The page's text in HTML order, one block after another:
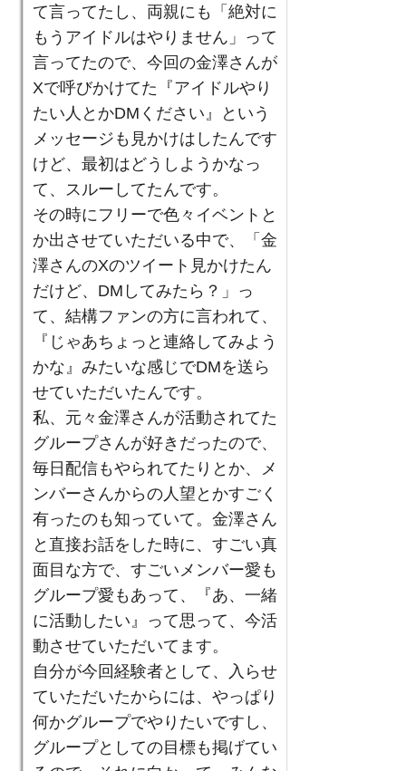
て言ってたし、両親にも「絶対に
もうアイドルはやりません」って
言ってたので、今回の金澤さんが
Xで呼びかけてた『アイドルやり
たい人とかDMください』という
メッセージも見かけはしたんです
けど、最初はどうしようかなっ
て、スルーしてたんです。
その時にフリーで色々イベントと
か出させていただいる中で、「金
澤さんのXのツイート見かけたん
だけど、DMしてみたら？」っ
て、結構ファンの方に言われて、
『じゃあちょっと連絡してみよう
かな』みたいな感じでDMを送ら
せていただいたんです。
私、元々金澤さんが活動されてた
グループさんが好きだったので、
毎日配信もやられてたりとか、メ
ンバーさんからの人望とかすごく
有ったのも知っていて。金澤さん
と直接お話をした時に、すごい真
面目な方で、すごいメンバー愛も
グループ愛もあって、『あ、一緒
に活動したい』って思って、今活
動させていただいてます。
自分が今回経験者として、入らせ
ていただいたからには、やっぱり
何かグループでやりたいですし、
グループとしての目標も掲げてい